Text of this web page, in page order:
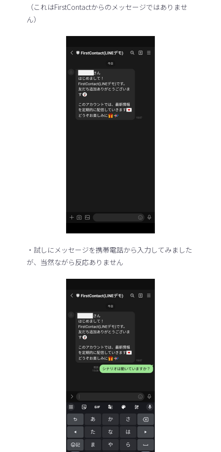
（これはFirstContactからのメッセージではありませ
ん）
・試しにメッセージを携帯電話から入力してみました
が、当然ながら反応ありません